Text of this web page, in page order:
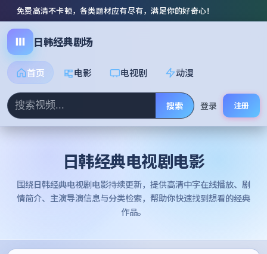
免费高清不卡顿，各类题材应有尽有，满足你的好奇心！
日韩经典剧场
首页 电影 电视剧 动漫
搜索 登录 注册
日韩经典电视剧电影
围绕日韩经典电视剧电影持续更新，提供高清中字在线播放、剧
情简介、主演导演信息与分类检索，帮助你快速找到想看的经典
作品。